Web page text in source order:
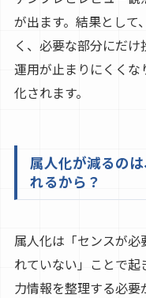
が出ます。結果として
く、必要な部分にだ
運用が止まりにくくな
化されます。
属人化が減るの
れるから？
属人化は「センスが
れていない」ことで起
力情報を整理する必